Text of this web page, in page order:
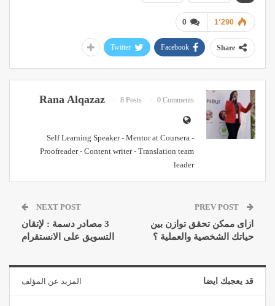
0 1٬290
Share
Facebook
Twitter
Rana Alqazaz 8 Posts 0 Comments
Self Learning Speaker - Mentor at Coursera -
Proofreader - Content writer - Translation team
leader
ازاى ممكن تحقق توازن بين
حياتك الشخصية والعملية ؟
NEXT POST
3 مصادر دسمة : لإتقان
التسويق على الانستقرام
قد يعجبك ايضا المزيد عن المؤلف